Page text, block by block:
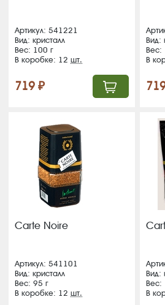
Артикул: 541221
Вид: кристалл
Вес: 100 г
В коробке: 12шт.
719 ₽
Вид:
Вес:
В
Carte Noire
Артикул: 541101
Вид: кристалл
Вес: 95 г
В коробке: 12шт.
Вид:
Вес:
В